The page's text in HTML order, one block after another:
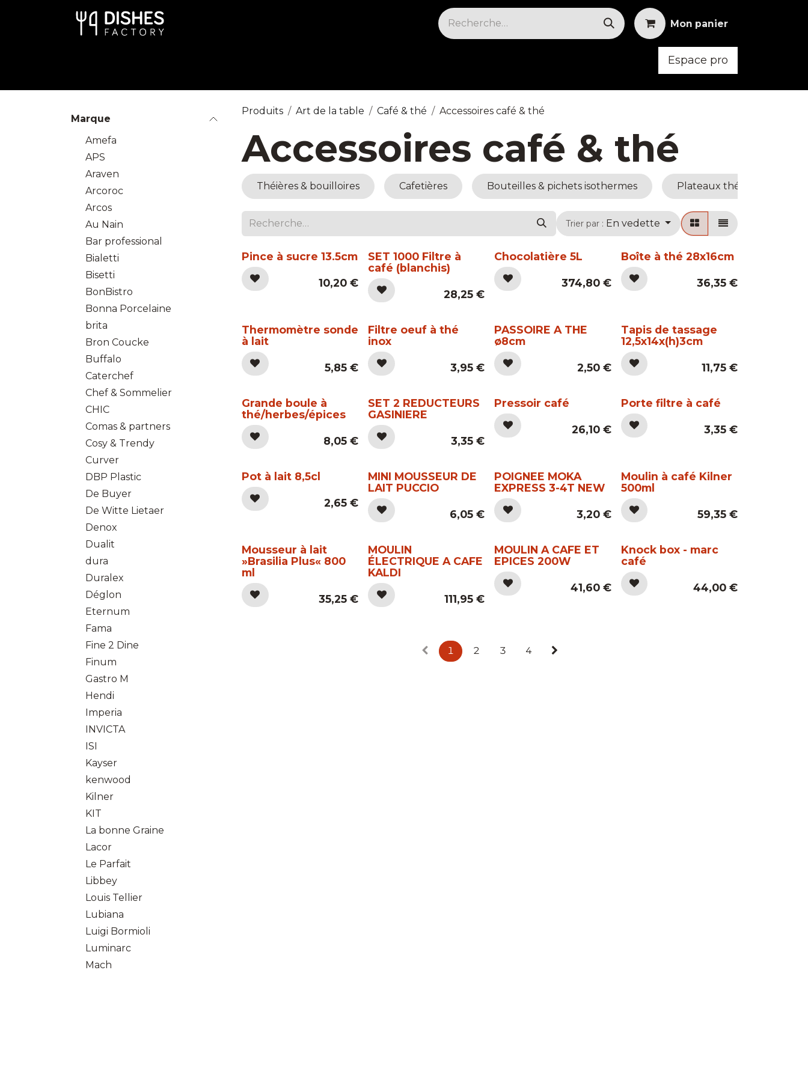
Mon panier
Vêtements
Espace pro
Marque
Amefa
APS
Araven
Arcoroc
Arcos
Au Nain
Bar professional
Bialetti
Bisetti
BonBistro
Bonna Porcelaine
brita
Bron Coucke
Buffalo
Caterchef
Chef & Sommelier
CHIC
Comas & partners
Cosy & Trendy
Curver
DBP Plastic
De Buyer
De Witte Lietaer
Denox
Dualit
dura
Duralex
Déglon
Eternum
Fama
Fine 2 Dine
Finum
Gastro M
Hendi
Imperia
INVICTA
ISI
Kayser
kenwood
Kilner
KIT
La bonne Graine
Lacor
Le Parfait
Libbey
Louis Tellier
Lubiana
Luigi Bormioli
Luminarc
Mach
Produits Art de la table Café & thé Accessoires café & thé
Accessoires café & thé
Théières & bouilloires Cafetières Bouteilles & pichets isothermes Plateaux thé & café
Trier par : En vedette
Pince à sucre 13.5cm
10,20 €
SET 1000 Filtre à
café (blanchis)
28,25 €
Chocolatière 5L
374,80€
Boîte à thé 28x16cm
36,35€
Thermomètre sonde
à lait
5,85 €
Filtre oeuf à thé
inox
3,95 €
PASSOIRE A THE
ø8cm
2,50€
Tapis de tassage
12,5x14x(h)3cm
11,75€
Grande boule à
thé/herbes/épices
8,05 €
SET 2 REDUCTEURS
GASINIERE
3,35 €
Pressoir café
26,10€
Porte filtre à café
3,35€
Pot à lait 8,5cl
2,65 €
MINI MOUSSEUR DE
LAIT PUCCIO
6,05 €
POIGNEE MOKA
EXPRESS 3-4T NEW
3,20€
Moulin à café Kilner
500ml
59,35€
Mousseur à lait
»Brasilia Plus« 800
ml
35,25 €
MOULIN
ÉLECTRIQUE A CAFE
KALDI
111,95 €
MOULIN A CAFE ET
EPICES 200W
41,60€
Knock box - marc
café
44,00€
1 2 3 4